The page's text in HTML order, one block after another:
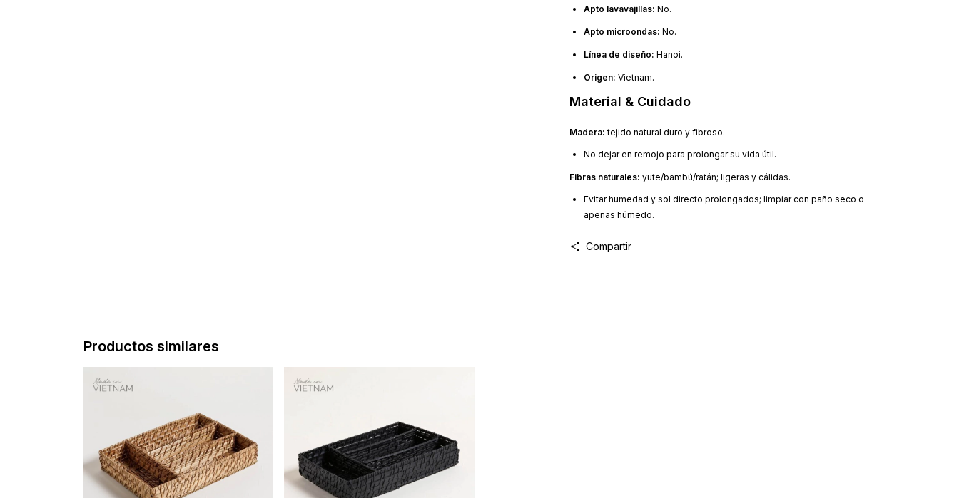
Apto lavavajillas: No.
Apto microondas: No.
Línea de diseño: Hanoi.
Origen: Vietnam.
Material & Cuidado
Madera: tejido natural duro y fibroso.
No dejar en remojo para prolongar su vida útil.
Fibras naturales: yute/bambú/ratán; ligeras y cálidas.
Evitar humedad y sol directo prolongados; limpiar con paño seco o
apenas húmedo.
Compartir
Productos similares